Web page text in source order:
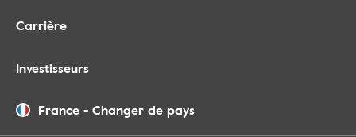
Carrière
Investisseurs
France - Changer de pays